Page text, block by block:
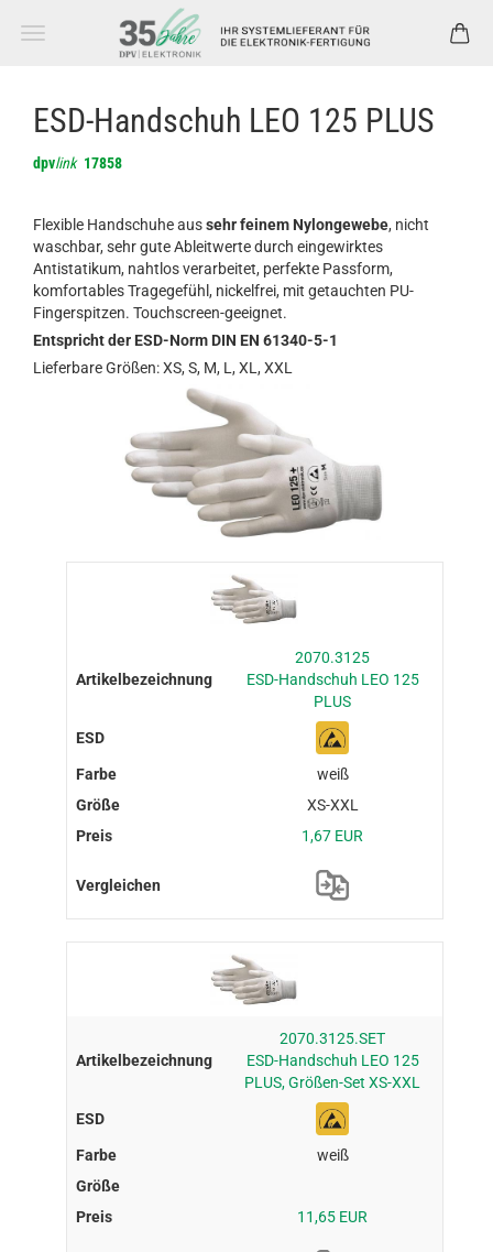
ESD-Handschuh LEO 125 PLUS
dpvlink 17858
Flexible Handschuhe aussehr feinem Nylongewebe, nicht
waschbar, sehr gute Ableitwerte durch eingewirktes
Antistatikum, nahtlos verarbeitet, perfekte Passform,
komfortables Tragegefühl, nickelfrei, mit getauchten PU-
Fingerspitzen. Touchscreen-geeignet.
Entspricht der ESD-Norm DIN EN 61340-5-1
Lieferbare Größen: XS, S, M, L, XL, XXL
2070.3125
ESD-Handschuh LEO 125
PLUS
weiß
XS-XXL
1,67 EUR
2070.3125.SET
ESD-Handschuh LEO 125
PLUS, Größen-Set XS-XXL
weiß
11,65 EUR